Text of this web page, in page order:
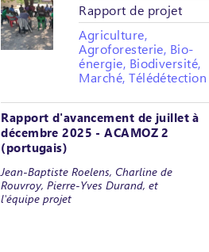
Rapport de projet
Agriculture,
Agroforesterie, Bio-
énergie, Biodiversité,
Marché, Télédétection
Rapport d'avancement de juillet à
décembre 2025 - ACAMOZ 2
(portugais)
Jean-Baptiste Roelens, Charline de
Rouvroy, Pierre-Yves Durand, et
l'équipe projet